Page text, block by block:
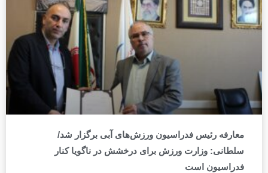
معارفه رئیس فدراسیون ورزش‌های آبی برگزار شد/
سلطانی: وزارت ورزش برای درخشش در ناگویا کنار
فدراسیون است